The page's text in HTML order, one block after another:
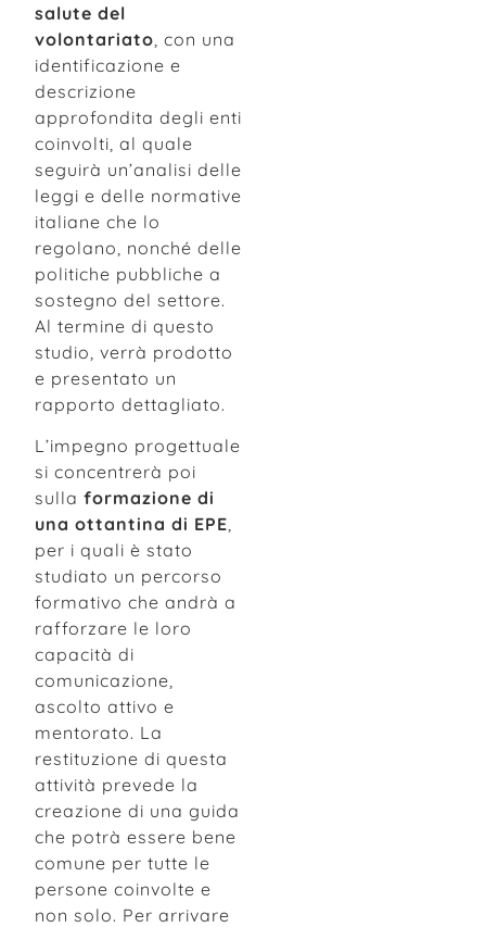
salute del
volontariato , con una
identificazione e
descrizione
approfondita degli enti
coinvolti, al quale
seguirà un’analisi delle
leggi e delle normative
italiane che lo
regolano, nonché delle
politiche pubbliche a
sostegno del settore.
Al termine di questo
studio, verrà prodotto
e presentato un
rapporto dettagliato.
L’impegno progettuale
si concentrerà poi
sulla formazione di
una ottantina di EPE
per i quali è stato
studiato un percorso
formativo che andrà a
rafforzare le loro
capacità di
comunicazione,
ascolto attivo e
mentorato. La
restituzione di questa
attività prevede la
creazione di una guida
che potrà essere bene
comune per tutte le
persone coinvolte e
non solo. Per arrivare